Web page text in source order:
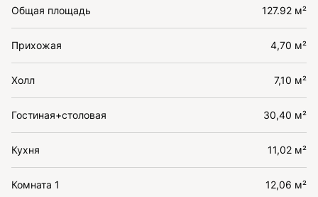
Общая площадь 127.92 м²
Прихожая 4,70 м²
Холл 7,10 м²
Гостиная+столовая 30,40 м²
Кухня 11,02 м²
Комната 1 12,06 м²